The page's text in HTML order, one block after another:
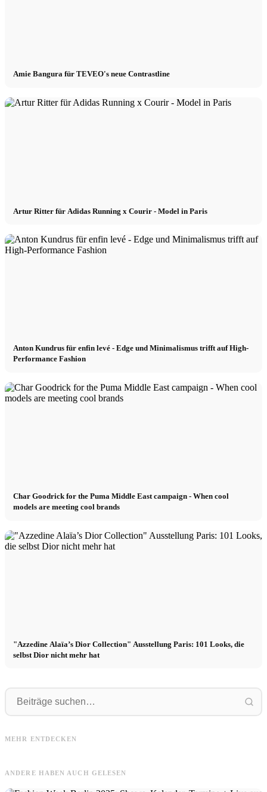
Amie Bangura für TEVEO's neue Contrastline
Artur Ritter für Adidas Running x Courir - Model in Paris
Anton Kundrus für enfin levé - Edge und Minimalismus trifft auf High-
Performance Fashion
Char Goodrick for the Puma Middle East campaign - When cool
models are meeting cool brands
"Azzedine Alaïa’s Dior Collection" Ausstellung Paris: 101 Looks, die
selbst Dior nicht mehr hat
MEHR ENTDECKEN
Frühlingserwachen!
ANDERE HABEN AUCH GELESEN